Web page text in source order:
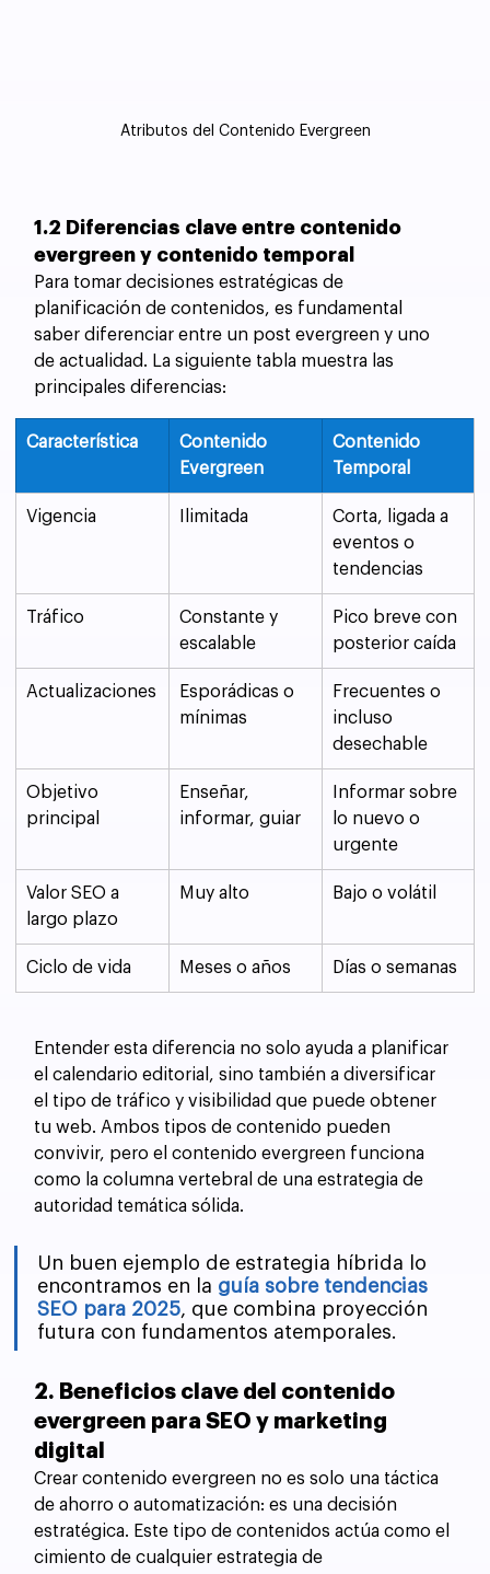
Atributos del Contenido Evergreen
1.2 Diferencias clave entre contenido
evergreen y contenido temporal
Para tomar decisiones estratégicas de
planificación de contenidos, es fundamental
saber diferenciar entre un post evergreen y uno
de actualidad. La siguiente tabla muestra las
principales diferencias:
Característica
Contenido
Evergreen
Contenido
Temporal
Vigencia Ilimitada
Corta, ligada a
eventos o
tendencias
Tráfico
Constante y
escalable
Pico breve con
posterior caída
Actualizaciones
Esporádicas o
mínimas
Frecuentes o
incluso
desechable
Objetivo
principal
Enseñar,
informar, guiar
Informar sobre
lo nuevo o
urgente
Valor SEO a
largo plazo
Muy alto Bajo o volátil
Ciclo de vida Meses o años Días o semanas
Entender esta diferencia no solo ayuda a planificar
el calendario editorial, sino también a diversificar
el tipo de tráfico y visibilidad que puede obtener
tu web. Ambos tipos de contenido pueden
convivir, pero el contenido evergreen funciona
como la columna vertebral de una estrategia de
autoridad temática sólida.
Un buen ejemplo de estrategia híbrida lo
encontramos en la guía sobre tendencias
SEO para 2025, que combina proyección
futura con fundamentos atemporales.
2. Beneficios clave del contenido
evergreen para SEO y marketing
digital
Crear contenido evergreen no es solo una táctica
de ahorro o automatización: es una decisión
estratégica. Este tipo de contenidos actúa como el
cimiento de cualquier estrategia de